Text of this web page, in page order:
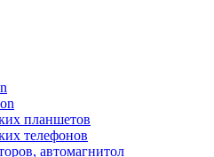
планшетов
телефонов
автомагнитол